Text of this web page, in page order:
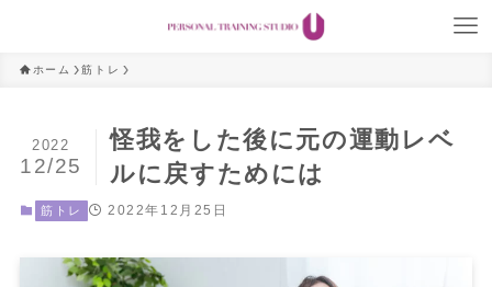
ホーム 筋トレ
怪我をした後に元の運動レベ
ルに戻すためには
2022
12/25
筋トレ 2022年12月25日